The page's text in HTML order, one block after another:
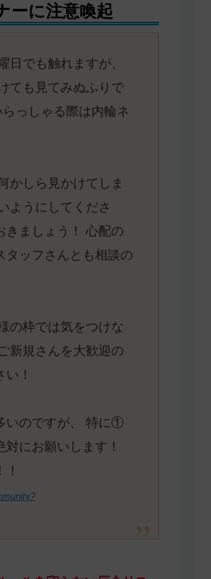
ーに注意喚起
日でも触れますが、
ても見てみぬふりで
っしゃる際は内輪ネ
かしら見かけてしま
ようにしてくださ
きましょう！ 心配の
タッフさんとも相談の
の枠では気をつけな
新規さんを大歓迎の
！
いのですが、 特に①
にお願いします！